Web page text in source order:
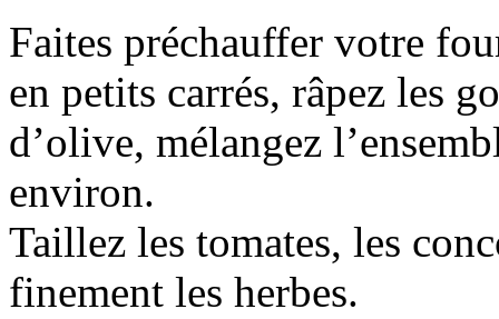
Faites préchauffer votre
en petits carrés, râpez les
d’olive, mélangez
environ.
Taillez les tomates, les
finement les herbes.